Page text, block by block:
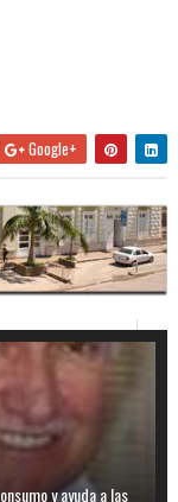
Google+
y ayuda a las